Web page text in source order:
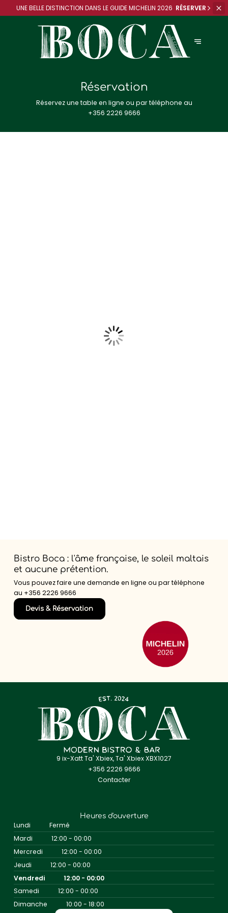
UNE BELLE DISTINCTION DANSLE GUIDE MICHELIN 2026 RÉSERVER
Réservation
Réservez une table en ligne ou par téléphone au
+356 2226 9666
Bistro Boca : l'âme française, le soleil maltais
et aucune prétention.
Vous pouvez faire une demande en ligne ou par téléphone
au +356 2226 9666
Devis & Réservation
9 ix-Xatt Ta' Xbiex, Ta' Xbiex XBX1027
+356 2226 9666
Contacter
Heures d'ouverture
Lundi
Fermé
Mardi
12:00 - 00:00
Mercredi
12:00 - 00:00
Jeudi
12:00 - 00:00
Vendredi
12:00 - 00:00
Samedi
12:00 - 00:00
Dimanche
10:00 - 18:00